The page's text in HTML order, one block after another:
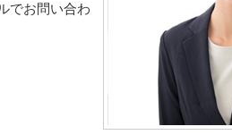
でお問い合わ